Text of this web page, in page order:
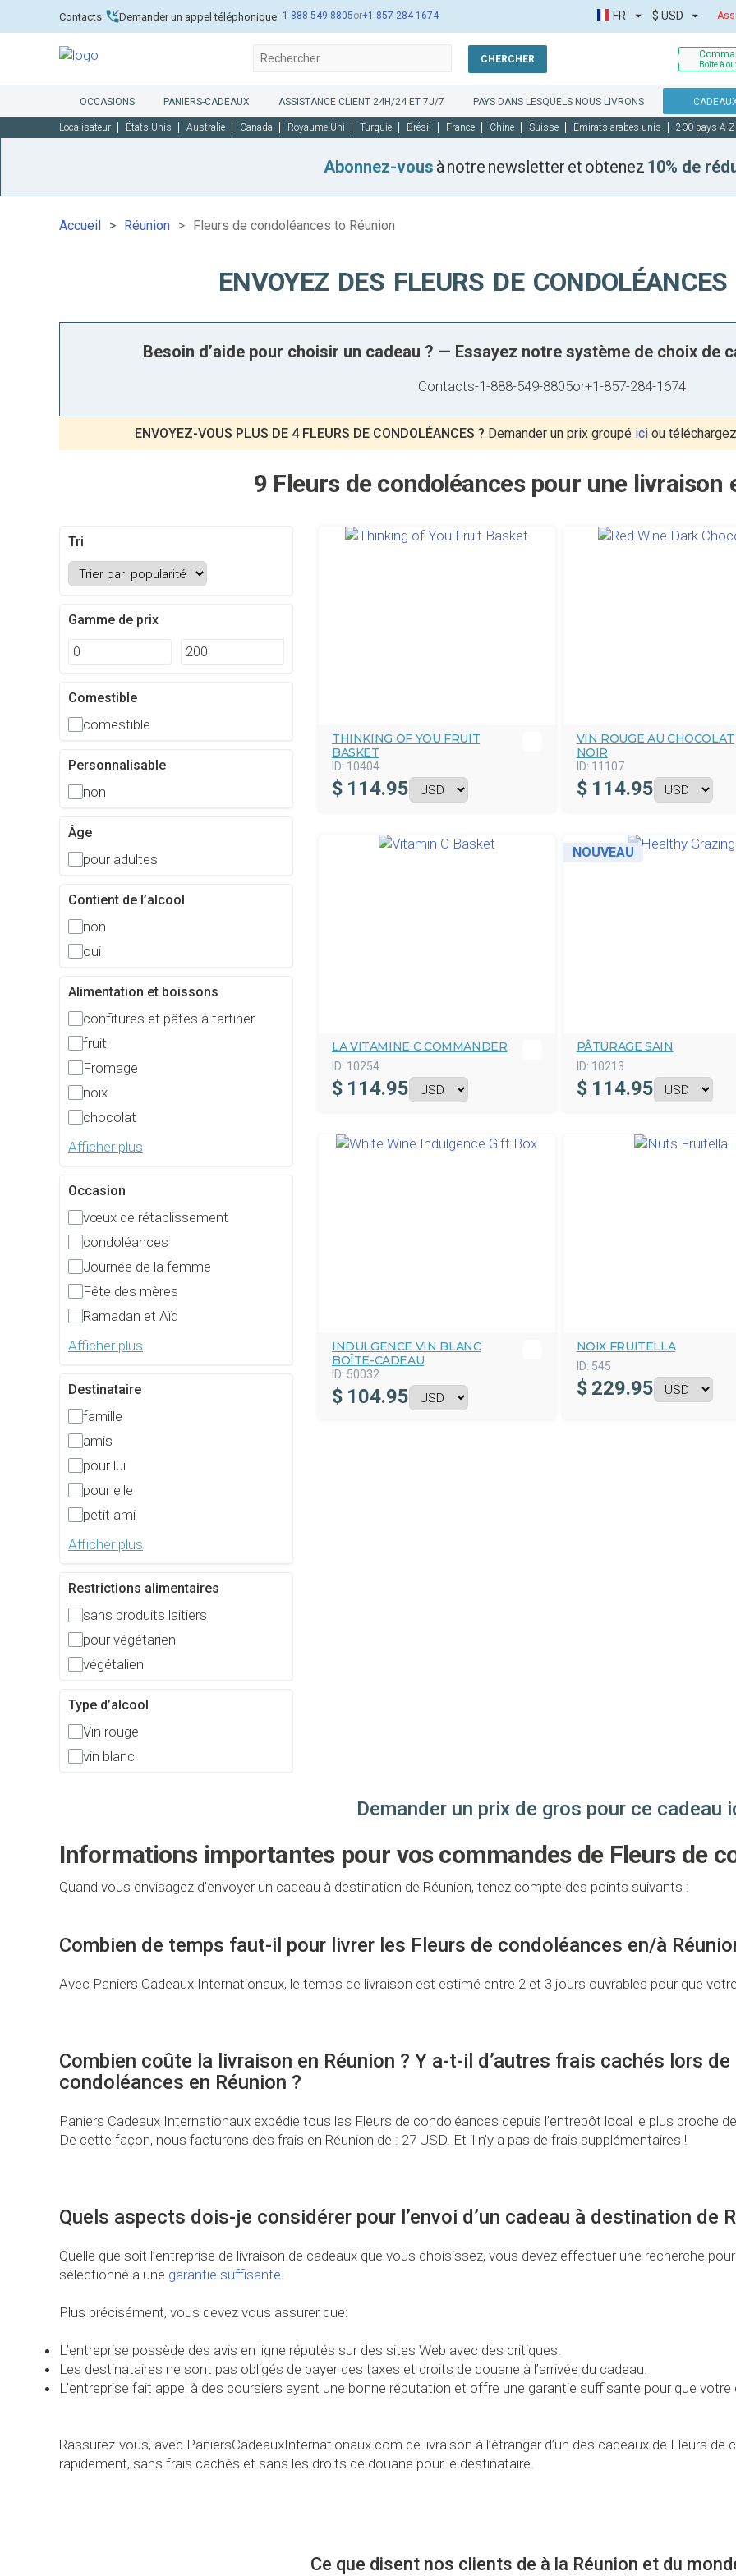
Contacts Demander un appel téléphonique 1-888-549-8805or+1-857-284-1674 FR $ USD
CHERCHER Boîte à
OCCASIONS PANIERS-CADEAUX ASSISTANCE CLIENT 24H/24 ET 7J/7 PAYS DANS LESQUELS NOUS LIVRONS
Localisateur États-Unis Australie Canada Royaume-Uni Turquie Brésil France Chine Suisse Emirats-arabes-unis 200 pays A-Z
Abonnez-vous à notre newsletter et obtenez 10% de
Accueil Réunion Fleurs de condoléances to Réunion
ENVOYEZ DES FLEURS DE
Besoin d’aide pour choisir un cadeau ? — Essayez notre système de choix de
Contacts-1-888-549-8805or+1-857-284-1674
ENVOYEZ-VOUS PLUS DE 4 FLEURS DE CONDOLÉANCES ? Demander un prix groupé ici ou
9 Fleurs de condoléances pour une livraison
Tri
Gamme de prix
Comestible
comestible
Personnalisable
non
Âge
pour adultes
Contient de l’alcool
non
oui
Alimentation et boissons
confitures et pâtes à tartiner
fruit
Fromage
noix
chocolat
Afficher plus
Occasion
vœux de rétablissement
condoléances
Journée de la femme
Fête des mères
Ramadan et Aïd
Afficher plus
Destinataire
famille
amis
pour lui
pour elle
petit ami
Afficher plus
Restrictions alimentaires
sans produits laitiers
pour végétarien
végétalien
Type d’alcool
Vin rouge
vin blanc
THINKING OF YOU FRUIT
BASKET
ID: 10404
$ 114.95
VIN ROUGE AU CHOCOLAT
NOIR
ID: 11107
$ 114.95
LA VITAMINE C COMMANDER
ID: 10254
$ 114.95
NOUVEAU
PÂTURAGE SAIN
ID: 10213
$ 114.95
INDULGENCE VIN BLANC
BOÎTE-CADEAU
ID: 50032
$ 104.95
NOIX FRUITELLA
ID: 545
$ 229.95
Demander un prix de gros pour ce cadeau
Informations importantes pour vos commandes de Fleurs de
Quand vous envisagez d’envoyer un cadeau à destination de Réunion, tenez compte des points suivants :
Combien de temps faut-il pour livrer les Fleurs de condoléances en/à
Avec Paniers Cadeaux Internationaux, le temps de livraison est estimé entre 2 et 3 jours ouvrables pour que
Combien coûte la livraison en Réunion ? Y a-t-il d’autres frais cachés lors
condoléances en Réunion ?
Paniers Cadeaux Internationaux expédie tous les Fleurs de condoléances depuis l’entrepôt local le plus proche
De cette façon, nous facturons des frais en Réunion de : 27 USD. Et il n’y a pas de frais supplémentaires !
Quels aspects dois-je considérer pour l’envoi d’un cadeau à destination de
Quelle que soit l’entreprise de livraison de cadeaux que vous choisissez, vous devez effectuer une recherche
sélectionné a une garantie suffisante.
Plus précisément, vous devez vous assurer que:
L’entreprise possède des avis en ligne réputés sur des sites Web avec des critiques.
Les destinataires ne sont pas obligés de payer des taxes et droits de douane à l’arrivée du cadeau.
L’entreprise fait appel à des coursiers ayant une bonne réputation et offre une garantie suffisante pour que
Rassurez-vous, avec PaniersCadeauxInternationaux.com de livraison à l’étranger d’un des cadeaux de Fleurs
rapidement, sans frais cachés et sans les droits de douane pour le destinataire.
Ce que disent nos clients de à la Réunion et du